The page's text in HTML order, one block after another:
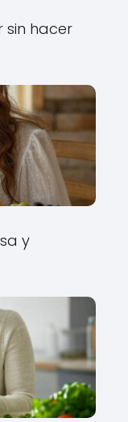
sin hacer
y